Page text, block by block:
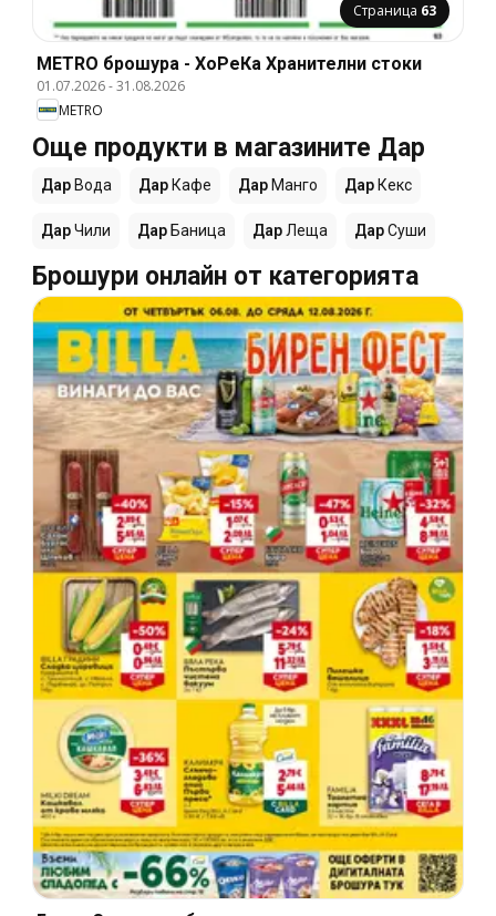
Страница 63
METRO брошура - ХоРеКа Хранителни стоки
01.07.2026-31.08.2026
METRO
Още продукти в магазините Дар
Дар Вода Дар Кафе Дар Манго Дар Кекс
ДарЧили Дар Баница Дар Леща ДарСуши
Брошури онлайн от категорията